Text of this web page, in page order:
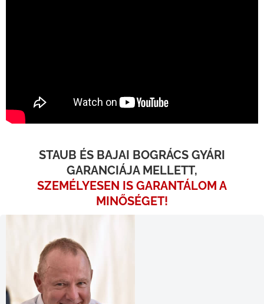
STAUB ÉS BAJAI BOGRÁCS GYÁRI
GARANCIÁJA MELLETT,
SZEMÉLYESEN IS GARANTÁLOM A
MINŐSÉGET!